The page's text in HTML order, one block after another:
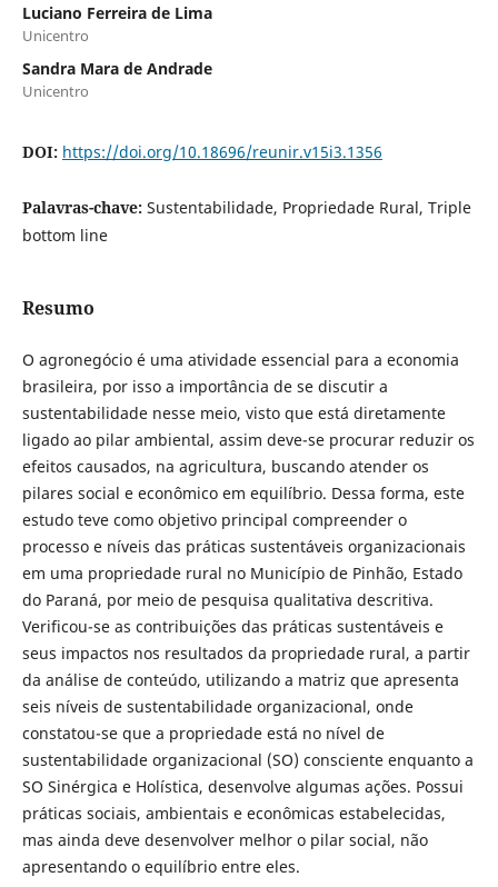
Luciano Ferreira de Lima
Unicentro
Sandra Mara de Andrade
Unicentro
DOI: https://doi.org/10.18696/reunir.v15i3.1356
Palavras-chave: Sustentabilidade, Propriedade Rural, Triple
bottom line
Resumo
O agronegócio é uma atividade essencial para a economia
brasileira, por isso a importância de se discutir a
sustentabilidade nesse meio, visto que está diretamente
ligado ao pilar ambiental, assim deve-se procurar reduzir os
efeitos causados, na agricultura, buscando atender os
pilares social e econômico em equilíbrio. Dessa forma, este
estudo teve como objetivo principal compreender o
processo e níveis das práticas sustentáveis organizacionais
em uma propriedade rural no Município de Pinhão, Estado
do Paraná, por meio de pesquisa qualitativa descritiva.
Verificou-se as contribuições das práticas sustentáveis e
seus impactos nos resultados da propriedade rural, a partir
da análise de conteúdo, utilizando a matriz que apresenta
seis níveis de sustentabilidade organizacional, onde
constatou-se que a propriedade está no nível de
sustentabilidade organizacional (SO) consciente enquanto a
SO Sinérgica e Holística, desenvolve algumas ações. Possui
práticas sociais, ambientais e econômicas estabelecidas,
mas ainda deve desenvolver melhor o pilar social, não
apresentando o equilíbrio entre eles.